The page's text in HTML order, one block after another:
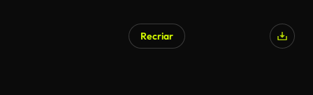
Recriar